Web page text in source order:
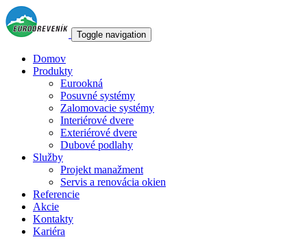
Skočiť na hlavný obsah
Toggle navigation
Domov
Produkty
Eurookná
Posuvné systémy
Zalomovacie systémy
Interiérové dvere
Exteriérové dvere
Dubové podlahy
Služby
Projekt manažment
Servis a renovácia okien
Referencie
Akcie
Kontakty
Kariéra